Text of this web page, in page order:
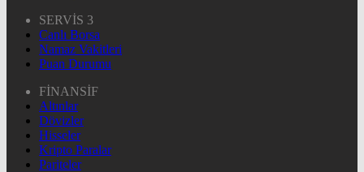
SERVİS 3
Canlı Borsa
Namaz Vakitleri
Puan Durumu
FİNANSİF
Altınlar
Dövizler
Hisseler
Kripto Paralar
Pariteler